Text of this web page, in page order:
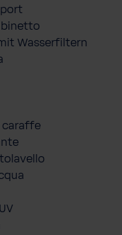
Wasserfiltern
caraffe